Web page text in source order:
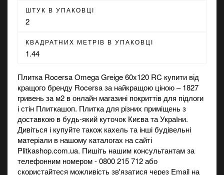
ШТУК В УПАКОВЦІ
2
КВАДРАТНИХ МЕТРІВ В УПАКОВЦІ
1.44
Плитка Rocersa Omega Greige 60x120 RC купити від
кращого бренду Rocersa за найкращою ціною – 1827
гривень за м2 вонлайн магазині покриттів для підлоги
і стін Плиткашоп. Плитка для різних приміщень з
доставкою в будь-який куточок Києва та України.
Дивіться і купуйте також кахельта інші будівельні
матеріали в нашому каталогах на сайті
Plitkashop.com.ua. Пишіть нашим консультантам за
телефонним номером - 0800 215 712 або
скористайтеся можливість зв'язатися через Email на